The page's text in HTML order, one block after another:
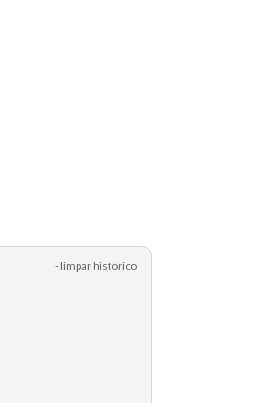
- limpar histórico